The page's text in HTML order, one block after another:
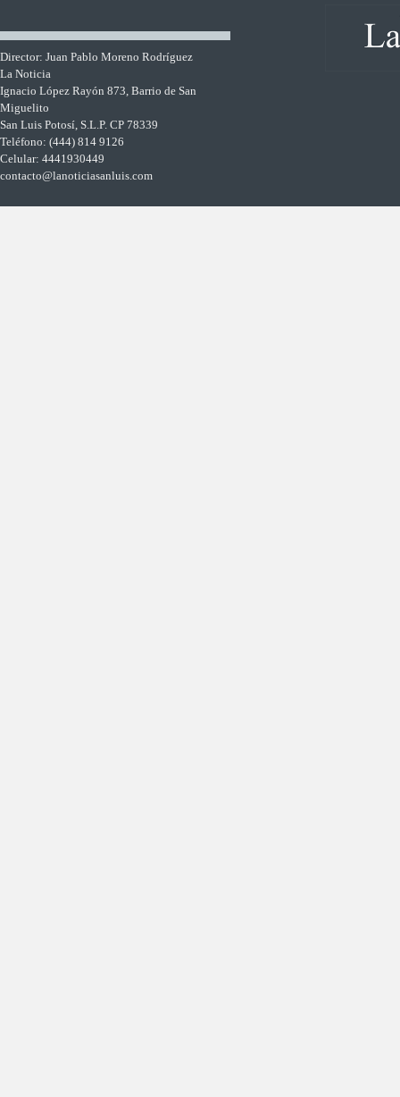
Director: Juan Pablo Moreno Rodríguez
La Noticia
Ignacio López Rayón 873, Barrio de San
Miguelito
San Luis Potosí, S.L.P. CP 78339
Teléfono: (444) 814 9126
Celular: 4441930449
contacto@lanoticiasanluis.com